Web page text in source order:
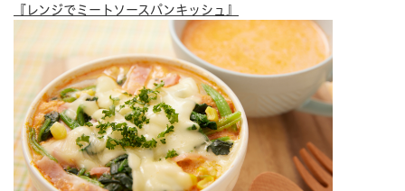
『レンジでミートソースパンキッシュ』